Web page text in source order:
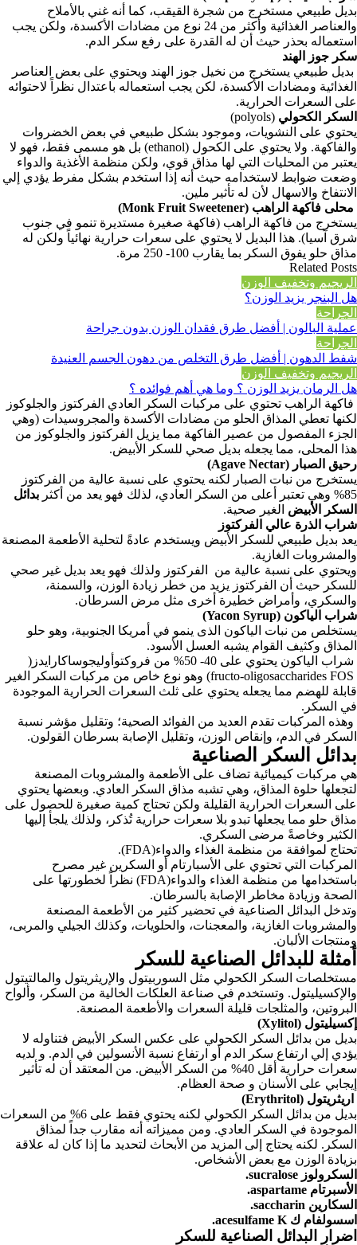
بديل طبيعي مستخرج من شجرة القيقب، كما أنه غني بالأملاح
والعناصر الغذائية وأكثر من 24 نوع من مضادات الأكسدة، ولكن يجب
استعماله بحذر حيث أن له القدرة على رفع سكر الدم.
سكر جوز الهند
بديل طبيعي يستخرج من نخيل جوز الهند ويحتوي على بعض العناصر
الغذائية ومضادات الأكسدة، لكن يجب استعماله باعتدال نظراً لاحتوائه
على السعرات الحرارية.
السكر الكحولي (polyols)
يحتوي على النشويات، وموجود بشكل طبيعي في بعض الخضروات
والفاكهة. ولا يحتوي على الكحول (ethanol) بل هو مسمى فقط، فهو لا
يعتبر من المحليات التي لها مذاق قوي، ولكن منظمة الأغذية والدواء
وضعت ضوابط لاستخدامه حيث أنه إذا استخدم بشكل مفرط يؤدي إلي
الانتفاخ والاسهال لأن له تأثير ملين.
محلى فاكهة الراهب (Monk Fruit Sweetener
)
يستخرج من فاكهة الراهب (فاكهة صغيرة مستديرة تنمو في جنوب
شرق آسيا). هذا البديل لا يحتوي على سعرات حرارية نهائياً ولكن له
مذاق حلو يفوق السكر بما يقارب 100- 250 مرة.
Related Posts
الريجيم وتخفيف الوزن
هل البنجر يزيد الوزن؟
الجراحة
عملية البالون | أفضل طرق فقدان الوزن بدون جراحة
الجراحة
شفط الدهون | أفضل طرق التخلص من دهون الجسم العنيدة
الريجيم وتخفيف الوزن
هل الرمان يزيد الوزن ؟ وما هي أهم فوائده ؟
فاكهة الراهب تحتوي على مركبات السكر العادي الفركتوز والجلوكوز
لكنها تعطي المذاق الحلو من مضادات الأكسدة والمجروسيدات (وهي
الجزء المفصول من عصير الفاكهة مما يزيل الفركتوز والجلوكوز من
هذا المحلى، مما يجعله بديل صحي للسكر الأبيض.
رحيق الصبار (Agave Nectar)
يستخرج من نبات الصبار لكنه يحتوي على نسبة عالية من الفركتوز
85% وهي تعتبر أعلى من السكر العادي، لذلك فهو يعد من أكثر
بدائل
السكر الأبيض الغير صحية.
شراب الذرة عالي الفركتوز
يعد بديل طبيعي للسكر الأبيض ويستخدم عادةً لتحلية الأطعمة المصنعة
والمشروبات الغازية.
ويحتوي على نسبة عالية من الفركتوز ولذلك فهو يعد بديل غير صحي
للسكر حيث أن الفركتوز يزيد من خطر زيادة الوزن، والسمنة،
والسكري، وأمراض خطيرة أخرى مثل مرض السرطان.
شراب الياكون (Yacon Syrup)
يستخلص من نبات الياكون الذى ينمو في أمريكا الجنوبية، وهو حلو
المذاق وكثيف القوام يشبه العسل الأسود.
شراب الياكون يحتوي على 40- 50% من فروكتوأوليجوساكارايدز(
وهو نوع خاص من مركبات السكر الغير
قابلة للهضم مما يجعله يحتوي على ثلث السعرات الحرارية الموجودة
في السكر.
وهذه المركبات تقدم العديد من الفوائد الصحية؛ وتقليل مؤشر نسبة
السكر في الدم، وإنقاص الوزن، وتقليل الإصابة بسرطان القولون.
بدائل السكر الصناعية
هي مركبات كيميائية تضاف على الأطعمة والمشروبات المصنعة
لتجعلها حلوة المذاق، وهي تشبه مذاق السكر العادي. وبعضها يحتوي
على السعرات الحرارية القليلة ولكن تحتاج كمية صغيرة للحصول على
مذاق حلو مما يجعلها تبدو بلا سعرات حرارية تُذكر، ولذلك يلجأ إليها
الكثير وخاصةً مرضى السكري.
تحتاج لموافقة من منظمة الغذاء والدواء(FDA).
المركبات التي تحتوي على الأسبارتام أو السكرين غير مصرح
باستخدامها من منظمة الغذاء والدواء(FDA) نظراً لخطورتها على
الصحة وزيادة مخاطر الإصابة بالسرطان.
وتدخل البدائل الصناعية في تحضير كثير من الأطعمة المصنعة
والمشروبات الغازية، والمعجنات، والحلويات، وكذلك الجيلي والمربى،
ومنتجات الألبان.
أمثلة للبدائل الصناعية للسكر
مستخلصات السكر الكحولي مثل السوربيتول والإريثريتول والمالتيتول
والإكسيليتول. وتستخدم في صناعة العلكات الخالية من السكر، وألواح
البروتين، والمثلجات قليلة السعرات والأطعمة المصنعة.
إكسيليتول (Xylitol)
بديل من بدائل السكر الكحولي على عكس السكر الأبيض فتناوله لا
يؤدي إلي ارتفاع سكر الدم أو ارتفاع نسبة الأنسولين في الدم. و لديه
سعرات حرارية أقل 40% من السكر الأبيض. من المعتقد أن له تأثير
إيجابي على الأسنان و صحة العظام.
اريثريتول (Erythritol)
بديل من بدائل السكر الكحولي لكنه يحتوي فقط على 6% من السعرات
الموجودة في السكر العادي. ومن مميزاته أنه مقارب جداً لمذاق
السكر. لكنه يحتاج إلى المزيد من الأبحاث لتحديد ما إذا كان له علاقة
بزيادة الوزن مع بعض الأشخاص.
السكرولوز sucralose.
الأسبرتام aspartame.
السكارين saccharin.
اسسولفام ك acesulfame K.
اضرار البدائل الصناعية للسكر